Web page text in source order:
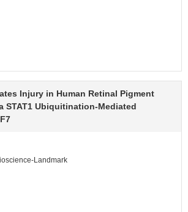
Injury in Human Retinal Pigment
STAT1 Ubiquitination-Mediated
Landmark